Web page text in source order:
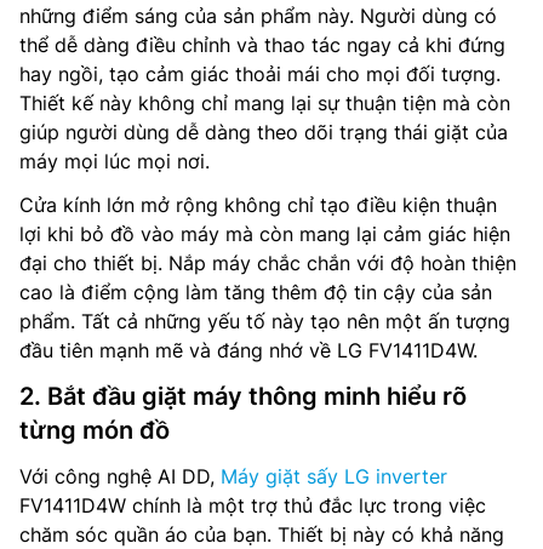
những điểm sáng của sản phẩm này. Người dùng có
thể dễ dàng điều chỉnh và thao tác ngay cả khi đứng
hay ngồi, tạo cảm giác thoải mái cho mọi đối tượng.
Thiết kế này không chỉ mang lại sự thuận tiện mà còn
giúp người dùng dễ dàng theo dõi trạng thái giặt của
máy mọi lúc mọi nơi.
Cửa kính lớn mở rộng không chỉ tạo điều kiện thuận
lợi khi bỏ đồ vào máy mà còn mang lại cảm giác hiện
đại cho thiết bị. Nắp máy chắc chắn với độ hoàn thiện
cao là điểm cộng làm tăng thêm độ tin cậy của sản
phẩm. Tất cả những yếu tố này tạo nên một ấn tượng
đầu tiên mạnh mẽ và đáng nhớ về LG FV1411D4W.
2. Bắt đầu giặt máy thông minh hiểu rõ
từng món đồ
Với công nghệ AI DD, Máy giặt sấy LG inverter
FV1411D4W chính là một trợ thủ đắc lực trong việc
chăm sóc quần áo của bạn. Thiết bị này có khả năng